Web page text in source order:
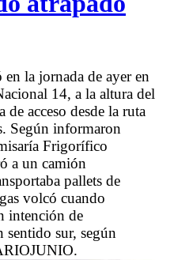
la jornada de ayer en
14, a la altura del
acceso desde la ruta
Según informaron
Frigorífico
a un camión
pallets de
volcó cuando
intención de
sentido sur, según